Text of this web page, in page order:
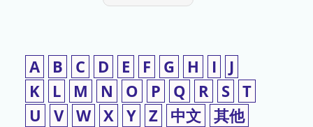
A B C D E F G H I
J
K
L M N O P Q R S T
U
V W X Y Z 中文 其他